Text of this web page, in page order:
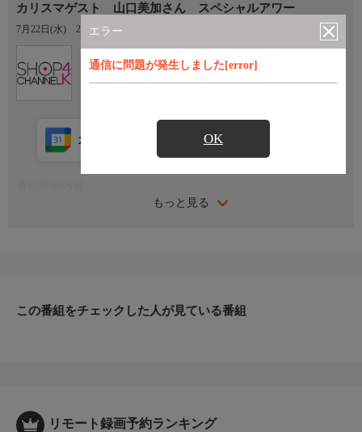
エラー
通信に問題が発生しました[error]
OK
カリスマゲスト 山口美加さん スペシャルアワー
7月22日(水) 22:00〜23:00
ショップチャンネル ４Ｋ
もっと見る
カレンダー登録 アプリ視聴
＊ライブ放送につき、番組および商品内容に変更が生じる場合も
この番組をチェックした人が見ている番組
リモート録画予約ランキング